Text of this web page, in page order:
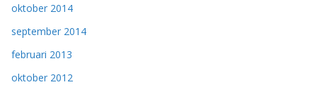
oktober 2014
september 2014
februari 2013
oktober 2012